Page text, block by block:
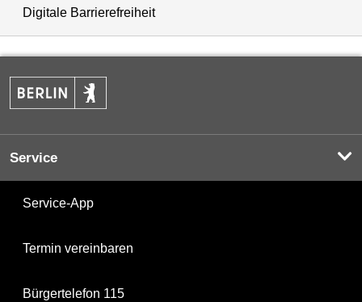
Digitale Barrierefreiheit
Service
Service-App
Termin vereinbaren
Bürgertelefon 115